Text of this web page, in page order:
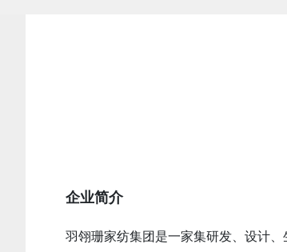
企业简介
羽翎珊家纺集团是一家集研发、设计